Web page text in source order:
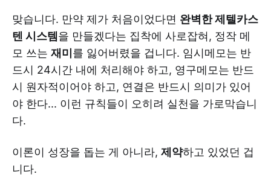
맞습니다. 만약 제가 처음이었다면 완벽한 제텔카스
텐 시스템 을 만들겠다는 집착에 사로잡혀, 정작 메
모 쓰는 재미 를 잃어버렸을 겁니다. 임시메모는 반
드시 24시간 내에 처리해야 하고, 영구메모는 반드
시 원자적이어야 하고, 연결은 반드시 의미가 있어
야 한다... 이런 규칙들이 오히려 실천을 가로막습니
다.
이론이 성장을 돕는 게 아니라, 제약하고 있었던 겁
니다.